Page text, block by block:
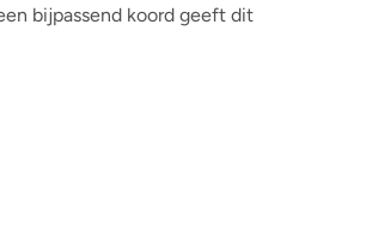
bijpassend koord geeft dit